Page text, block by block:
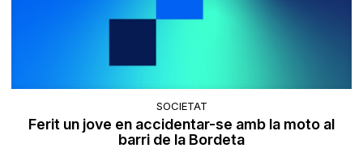
SOCIETAT
Ferit un jove en accidentar-se amb la moto al
barri de la Bordeta